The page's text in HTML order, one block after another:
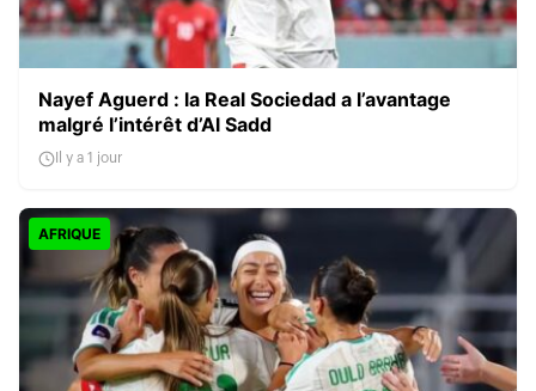
Nayef Aguerd : la Real Sociedad a l’avantage
malgré l’intérêt d’Al Sadd
Il y a 1 jour
AFRIQUE